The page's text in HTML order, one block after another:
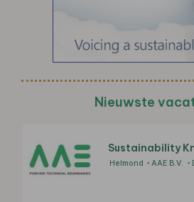
Nieuwste
Sustainability
Helmond AAE B.V.